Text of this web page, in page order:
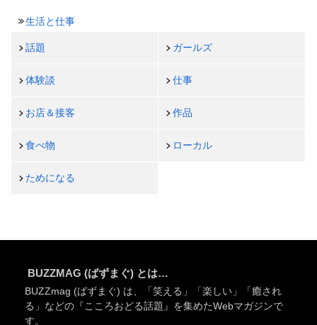
生活と仕事
話題 ガールズ
体験談 仕事
お店＆接客 作品
食べ物 ローカル
ためになる
BUZZMAG (ばずまぐ) とは…
BUZZmag (ばずまぐ) は、「笑える」「楽しい」「癒され
る」などの『こころおどる話題』を集めたWebマガジンで
す。